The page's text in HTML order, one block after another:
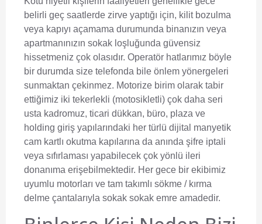
belirli geç saatlerde zirve yaptığı için, kilit bozulma
veya kapıyı açamama durumunda binanızın veya
apartmanınızın sokak loşluğunda güvensiz
hissetmeniz çok olasıdır. Operatör hatlarımız böyle
bir durumda size telefonda bile önlem yönergeleri
sunmaktan çekinmez. Motorize birim olarak tabir
ettiğimiz iki tekerlekli (motosikletli) çok daha seri
usta kadromuz, ticari dükkan, büro, plaza ve
holding giriş yapılarındaki her türlü dijital manyetik
cam kartlı okutma kapılarına da anında şifre iptali
veya sıfırlaması yapabilecek çok yönlü ileri
donanıma erişebilmektedir. Her gece bir ekibimiz
uyumlu motorları ve tam takımlı sökme / kırma
delme çantalarıyla sokak sokak emre amadedir.